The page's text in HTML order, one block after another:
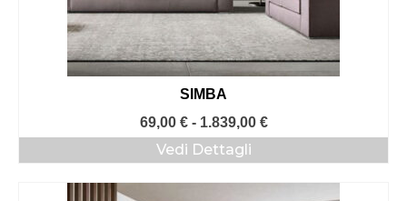
SIMBA
69,00 € - 1.839,00 €Fascia
di
Vedi Dettagli